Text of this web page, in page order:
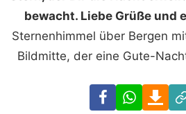
bewacht. Liebe Grüße und
Sternenhimmel über Bergen
Bildmitte, der eine Gute-
Facebook